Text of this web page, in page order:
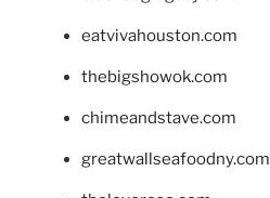
eatvivahouston.com
thebigshowok.com
chimeandstave.com
greatwallseafoodny.com